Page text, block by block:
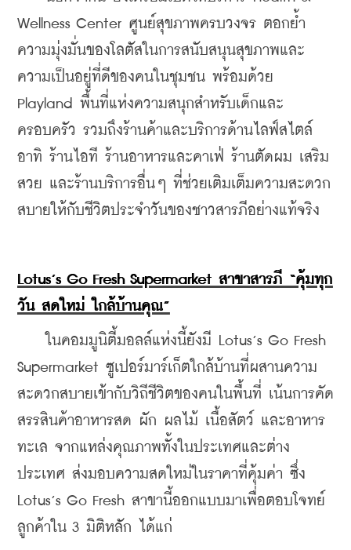
Wellness Center ศูนย์สุขภาพครบวงจร ตอกย้ำ
ความมุ่งมั่นของโลตัสในการสนับสนุนสุขภาพและ
ความเป็นอยู่ที่ดีของคนในชุมชน พร้อมด้วย
Playland พื้นที่แห่งความสนุกสำหรับเด็กและ
ครอบครัว รวมถึงร้านค้าและบริการด้านไลฟ์สไตล์
อาทิ ร้านไอที ร้านอาหารและคาเฟ่ ร้านตัดผม เสริม
สวย และร้านบริการอื่นๆ ที่ช่วยเติมเต็มความสะดวก
สบายให้กับชีวิตประจำวันของชาวสารภีอย่างแท้จริง
Lotus’s Go Fresh Supermarket สาขาสารภี “คุ้มทุก
วัน สดใหม่ ใกล้บ้านคุณ”
ในคอมมูนิตี้มอลล์แห่งนี้ยังมี Lotus’s Go Fresh
Supermarket ซูเปอร์มาร์เก็ตใกล้บ้านที่ผสานความ
สะดวกสบายเข้ากับวิถีชีวิตของคนในพื้นที่ เน้นการคัด
สรรสินค้าอาหารสด ผัก ผลไม้ เนื้อสัตว์ และอาหาร
ทะเล จากแหล่งคุณภาพทั้งในประเทศและต่าง
ประเทศ ส่งมอบความสดใหม่ในราคาที่คุ้มค่า ซึ่ง
Lotus’s Go Fresh สาขานี้ออกแบบมาเพื่อตอบโจทย์
ลูกค้าใน 3 มิติหลัก ได้แก่